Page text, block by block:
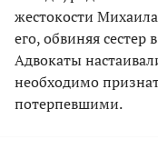
жестокости
его, обвиняя
Адвокаты
необходимо
потерпевшими.